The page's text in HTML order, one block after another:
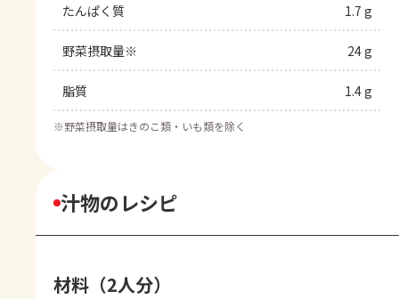
たんぱく質 1.7 g
野菜摂取量※ 24 g
脂質 1.4 g
※野菜摂取量はきのこ類・いも類を除く
汁物のレシピ
材料（2人分）